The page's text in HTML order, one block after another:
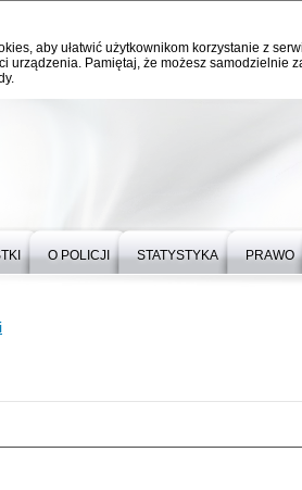
aby ułatwić użytkownikom korzystanie z
urządzenia. Pamiętaj, że możesz samodzielnie
O POLICJI STATYSTYKA PRAWO